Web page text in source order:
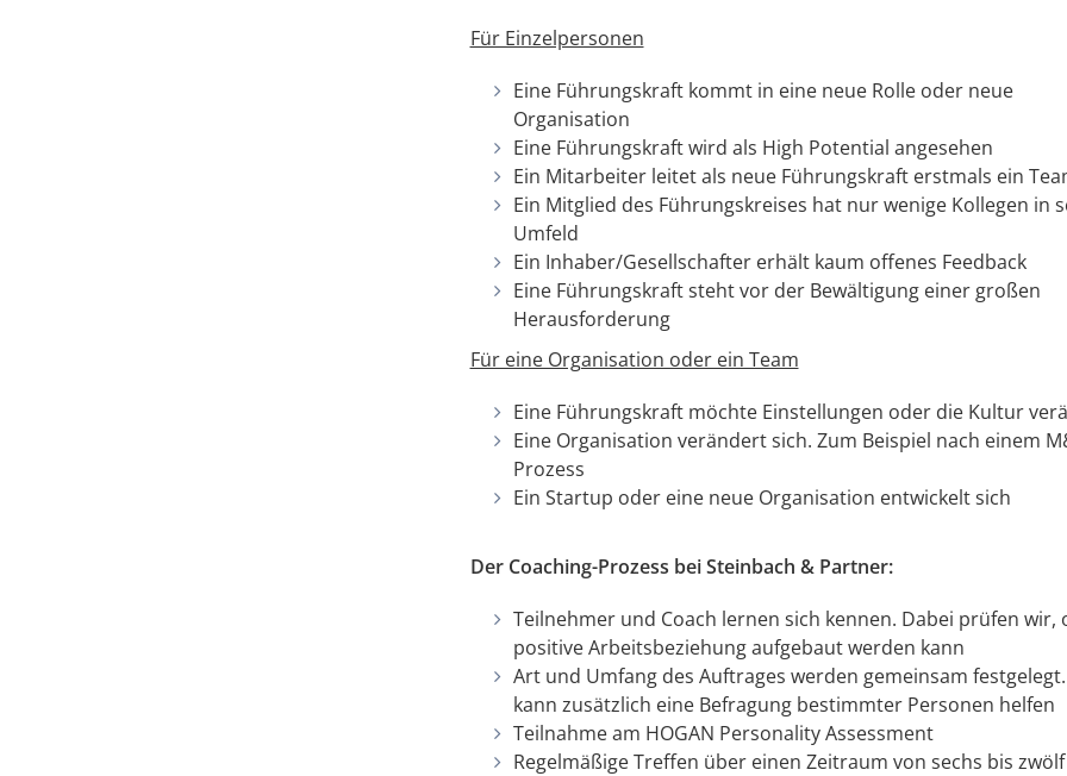
Für Einzelpersonen
Eine Führungskraft kommt in eine neue Rolle oder neue
Organisation
Eine Führungskraft wird als High Potential angesehen
Ein Mitarbeiter leitet als neue Führungskraft erstmals ein
Ein Mitglied des Führungskreises hat nur wenige Kollegen in
Umfeld
Ein Inhaber/Gesellschafter erhält kaum offenes Feedback
Eine Führungskraft steht vor der Bewältigung einer großen
Herausforderung
Für eine Organisation oder ein Team
Eine Führungskraft möchte Einstellungen oder die Kultur
Eine Organisation verändert sich. Zum Beispiel nach einem
Prozess
Ein Startup oder eine neue Organisation entwickelt sich
Der Coaching-Prozess bei Steinbach & Partner:
Teilnehmer und Coach lernen sich kennen. Dabei prüfen wir,
positive Arbeitsbeziehung aufgebaut werden kann
Art und Umfang des Auftrages werden gemeinsam
kann zusätzlich eine Befragung bestimmter Personen helfen
Teilnahme am HOGAN Personality Assessment
Regelmäßige Treffen über einen Zeitraum von sechs bis zwölf